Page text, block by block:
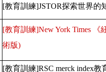
[教育訓練]JSTOR探索世界的
[教育訓練]New York Times
術版)
[教育訓練]RSC merck index教